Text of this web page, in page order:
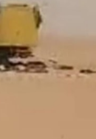
meydana gelen
kalan 49 kişi
sağ olarak
Bayramı'nı
olduğunu